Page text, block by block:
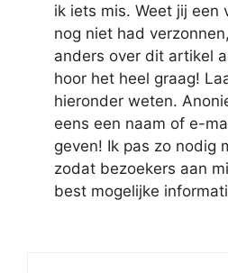
ik iets mis. Weet jij een
nog niet had
anders over dit artikel
hoor het heel graag!
hieronder weten.
eens een naam of e-
geven! Ik pas zo nodig
zodat bezoekers aan
best mogelijke